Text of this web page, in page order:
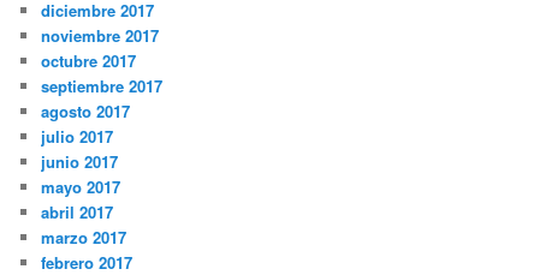
diciembre 2017
noviembre 2017
octubre 2017
septiembre 2017
agosto 2017
julio 2017
junio 2017
mayo 2017
abril 2017
marzo 2017
febrero 2017